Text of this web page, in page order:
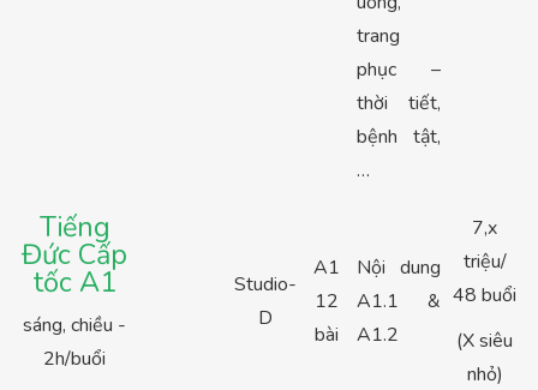
trang
phục –
thời tiết,
bệnh tật,
…
Tiếng
Đức Cấp
tốc A1
sáng, chiều -
2h/buổi
Studio-
D
A1
12
bài
Nội dung
A1.1 &
A1.2
7,x
triệu/
48 buổi
(X siêu
nhỏ)